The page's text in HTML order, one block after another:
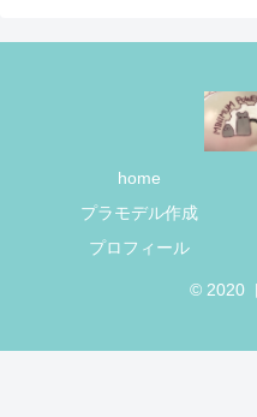
home
プラモデル作成
プロフィール
© 2020